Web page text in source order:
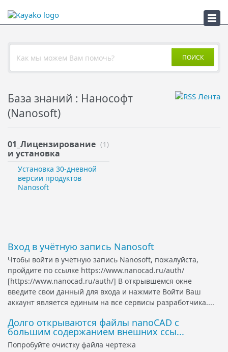
ПСС
ПОИСК
База знаний : Нанософт
(Nanosoft)
(1)
01_Лицензирование
и установка
Установка 30-дневной
версии продуктов
Nanosoft
Вход в учётную запись Nanosoft
Чтобы войти в учётную запись Nanosoft, пожалуйста,
пройдите по ссылке https://www.nanocad.ru/auth/
[https://www.nanocad.ru/auth/] В открывшемся окне
введите свои данный для входа и нажмите Войти Ваш
аккаунт является единым на все сервисы разработчика....
Долго открываются файлы nanoCAD с
большим содержанием внешних ссы...
Попробуйте очистку файла чертежа